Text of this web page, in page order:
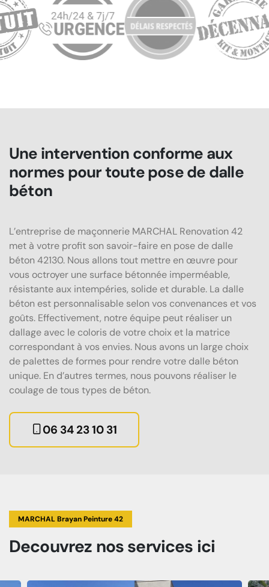
Une intervention conforme aux
normes pour toute pose de dalle
béton
L’entreprise de maçonnerie MARCHAL Renovation 42
met à votre profit son savoir-faire en pose de dalle
béton 42130. Nous allons tout mettre en œuvre pour
vous octroyer une surface bétonnée imperméable,
résistante aux intempéries, solide et durable. La dalle
béton est personnalisable selon vos convenances et vos
goûts. Effectivement, notre équipe peut réaliser un
dallage avec le coloris de votre choix et la matrice
correspondant à vos envies. Nous avons un large choix
de palettes de formes pour rendre votre dalle béton
unique. En d’autres termes, nous pouvons réaliser le
coulage de tous types de béton.
06 34 23 10 31
MARCHAL Brayan Peinture 42
Decouvrez nos services ici